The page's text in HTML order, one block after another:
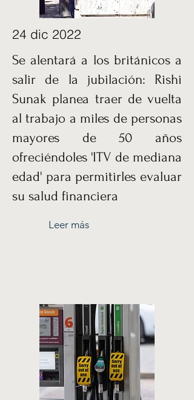
24 dic 2022
Se alentará a los británicos a
salir de la jubilación: Rishi
Sunak planea traer de vuelta
al trabajo a miles de personas
mayores de 50 años
ofreciéndoles 'ITV de mediana
edad' para permitirles evaluar
su salud financiera
Leer más